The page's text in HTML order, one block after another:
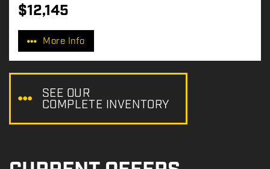
P
r
c
$12,145
More Info
SEE OUR
COMPLETE INVENTORY